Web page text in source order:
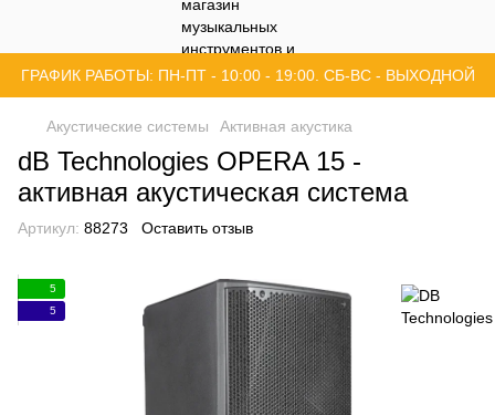
ГРАФИК РАБОТЫ: ПН-ПТ - 10:00 - 19:00. СБ-ВС - ВЫХОДНОЙ
Акустические системы Активная акустика
dB Technologies OPERA 15 -
активная акустическая система
Артикул: 88273 Оставить отзыв
5
5